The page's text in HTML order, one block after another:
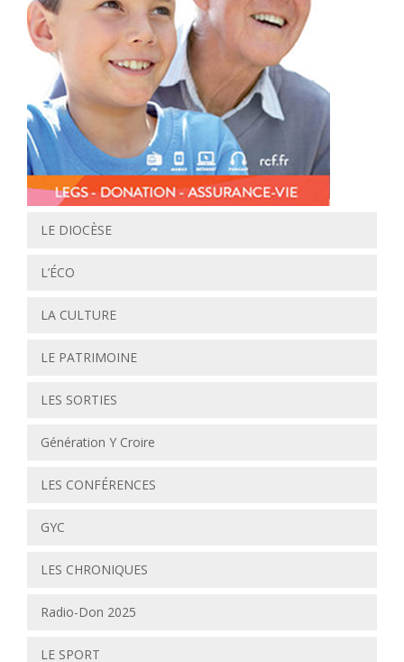
LE DIOCÈSE
L’ÉCO
LA CULTURE
LE PATRIMOINE
LES SORTIES
Génération Y Croire
LES CONFÉRENCES
GYC
LES CHRONIQUES
Radio-Don 2025
LE SPORT